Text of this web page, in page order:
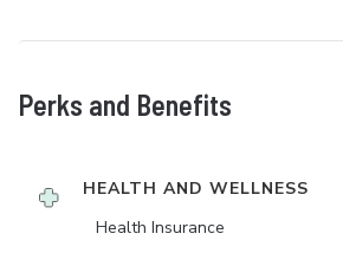
Perks and Benefits
HEALTH AND WELLNESS
Health Insurance